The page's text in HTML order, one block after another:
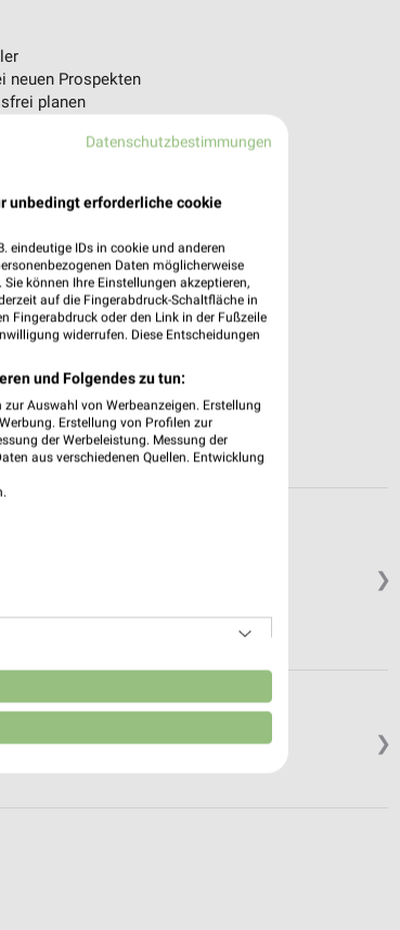
neuen Prospekten
planen
oder QR-Code scannen.
❯
❯
Datenschutzbestimmungen
unbedingt erforderliche cookie
eindeutige IDs in cookie und anderen
Daten möglicherweise
können Ihre Einstellungen akzeptieren,
auf die Fingerabdruck-Schaltfläche in
Fingerabdruck oder den Link in der Fußzeile
widerrufen. Diese Entscheidungen
und Folgendes zu tun:
Auswahl von Werbeanzeigen. Erstellung
Erstellung von Profilen zur
der Werbeleistung. Messung der
aus verschiedenen Quellen. Entwicklung